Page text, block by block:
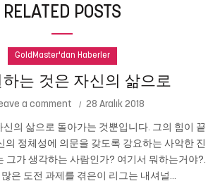
RELATED POSTS
GoldMaster'dan Haberler
는 것은 자신의 삶으로
a comment 28 Aralık 2018
신의 삶으로 돌아가는 것뿐입니다. 그의 힘이 끝
의 정체성에 의문을 갖도록 강요하는 사악한 진
그가 생각하는 사람인가? 여기서 뭐하는거야?.
은 도전 과제를 겪은이 리그는 내셔널...